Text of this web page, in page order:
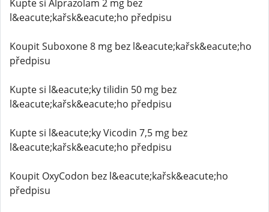
Kupte si Alprazolam 2 mg bez
l&eacute;kařsk&eacute;ho předpisu
Koupit Suboxone 8 mg bez l&eacute;kařsk&eacute;ho
předpisu
Kupte si l&eacute;ky tilidin 50 mg bez
l&eacute;kařsk&eacute;ho předpisu
Kupte si l&eacute;ky Vicodin 7,5 mg bez
l&eacute;kařsk&eacute;ho předpisu
Koupit OxyCodon bez l&eacute;kařsk&eacute;ho
předpisu